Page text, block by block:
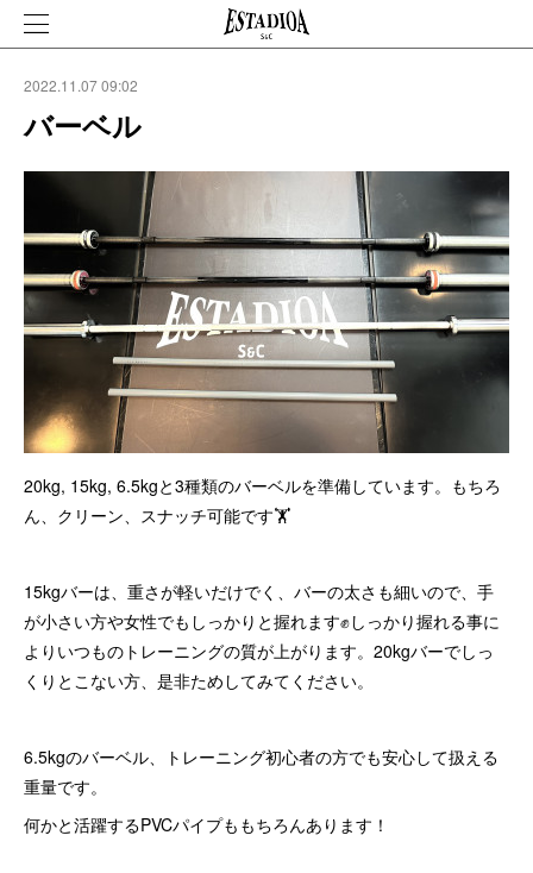
2022.11.07 09:02
バーベル
20kg, 15kg, 6.5kgと3種類のバーベルを準備しています。もちろ
ん、クリーン、スナッチ可能です🏋️
15kgバーは、重さが軽いだけでく、バーの太さも細いので、手
が小さい方や女性でもしっかりと握れます✊しっかり握れる事に
よりいつものトレーニングの質が上がります。20kgバーでしっ
くりとこない方、是非ためしてみてください。
6.5kgのバーベル、トレーニング初心者の方でも安心して扱える
重量です。
何かと活躍するPVCパイプももちろんあります！